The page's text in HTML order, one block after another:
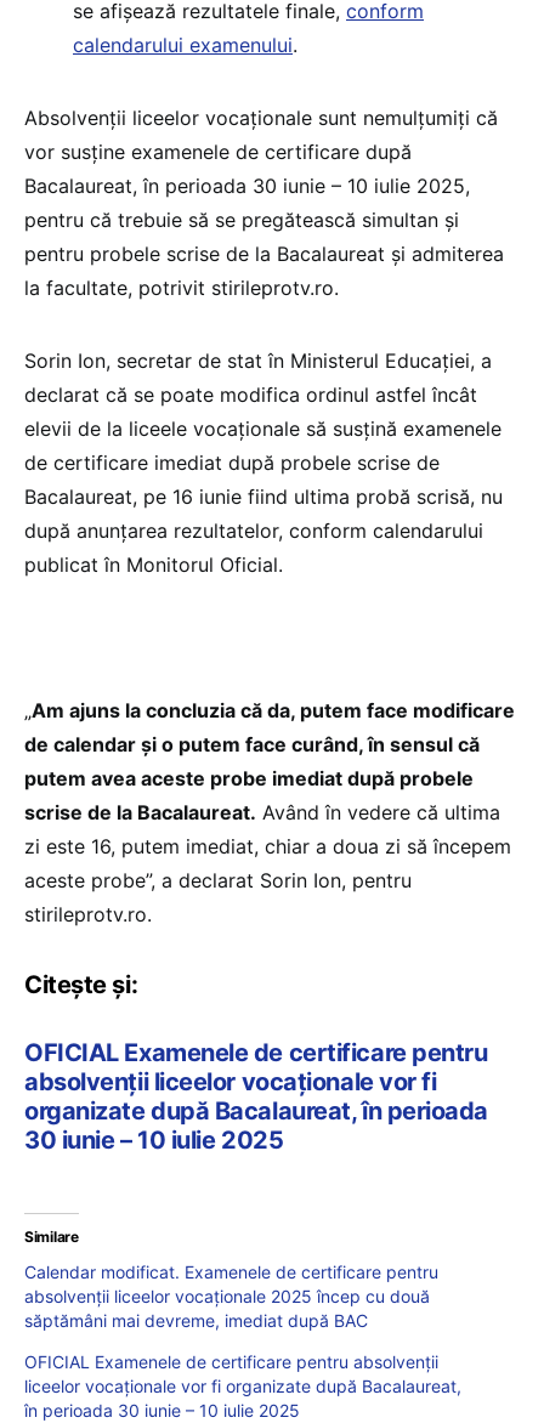
se afișează rezultatele finale, conform
calendarului examenului.
Absolvenții liceelor vocaționale sunt nemulțumiți că
vor susține examenele de certificare după
Bacalaureat, în perioada 30 iunie – 10 iulie 2025,
pentru că trebuie să se pregătească simultan și
pentru probele scrise de la Bacalaureat și admiterea
la facultate, potrivit stirileprotv.ro.
Sorin Ion, secretar de stat în Ministerul Educației, a
declarat că se poate modifica ordinul astfel încât
elevii de la liceele vocaționale să susțină examenele
de certificare imediat după probele scrise de
Bacalaureat, pe 16 iunie fiind ultima probă scrisă, nu
după anunțarea rezultatelor, conform calendarului
publicat în Monitorul Oficial.
„Am ajuns la concluzia că da, putem face modificare
de calendar și o putem face curând, în sensul că
putem avea aceste probe imediat după probele
scrise de la Bacalaureat. Având în vedere că ultima
zi este 16, putem imediat, chiar a doua zi să începem
aceste probe”, a declarat Sorin Ion, pentru
stirileprotv.ro.
Citește și:
OFICIAL Examenele de certificare pentru
absolvenții liceelor vocaționale vor fi
organizate după Bacalaureat, în perioada
30 iunie – 10 iulie 2025
Similare
Calendar modificat. Examenele de certificare pentru
absolvenții liceelor vocaționale 2025 încep cu două
săptămâni mai devreme, imediat după BAC
OFICIAL Examenele de certificare pentru absolvenții
liceelor vocaționale vor fi organizate după Bacalaureat,
în perioada 30 iunie – 10 iulie 2025